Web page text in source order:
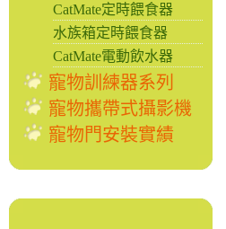
CatMate定時餵食器
水族箱定時餵食器
CatMate電動飲水器
寵物訓練器系列
寵物攜帶式攝影機
寵物門安裝實績